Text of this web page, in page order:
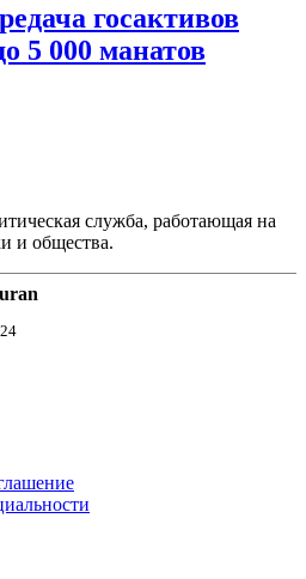
госактивов
5 000 манатов
служба, работающая на
и общества.